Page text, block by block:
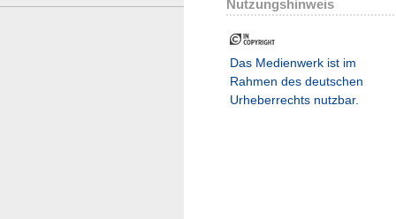
Nutzungshinweis
Das Medienwerk ist im
Rahmen des deutschen
Urheberrechts nutzbar.